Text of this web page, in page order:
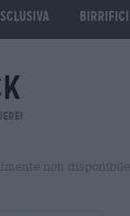
Birrifici
non disponibile